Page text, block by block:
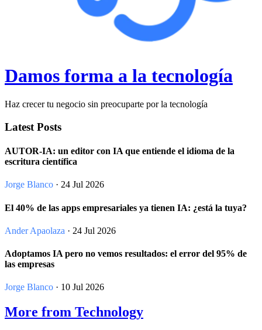
Damos forma a la tecnología
Haz crecer tu negocio sin preocuparte por la tecnología
Latest Posts
AUTOR-IA: un editor con IA que entiende el idioma de la
escritura científica
Jorge Blanco · 24 Jul 2026
El 40% de las apps empresariales ya tienen IA: ¿está la tuya?
Ander Apaolaza · 24 Jul 2026
Adoptamos IA pero no vemos resultados: el error del 95% de
las empresas
Jorge Blanco · 10 Jul 2026
More from Technology